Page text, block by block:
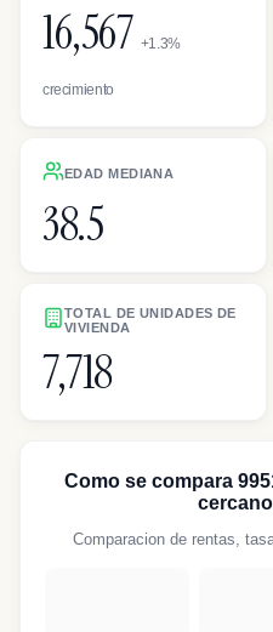
16,567 +1.3%
crecimiento
EDAD MEDIANA
38.5
TOTAL DE UNIDADES DE
VIVIENDA
7,718
Como se compara
Comparacion de rentas,